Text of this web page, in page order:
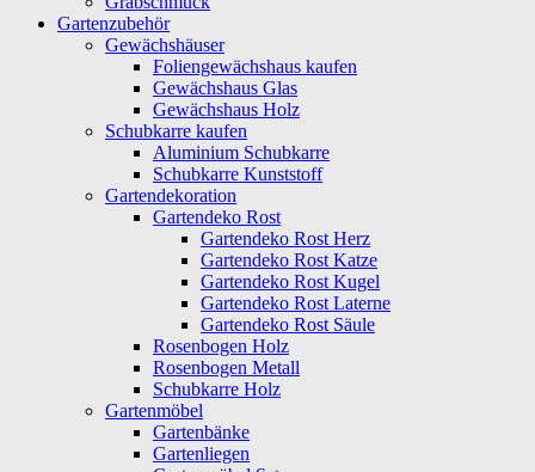
Gartenzubehör
Gewächshäuser
Foliengewächshaus kaufen
Gewächshaus Glas
Gewächshaus Holz
Schubkarre kaufen
Aluminium Schubkarre
Schubkarre Kunststoff
Gartendekoration
Gartendeko Rost
Gartendeko Rost Herz
Gartendeko Rost Katze
Gartendeko Rost Kugel
Gartendeko Rost Laterne
Gartendeko Rost Säule
Rosenbogen Holz
Rosenbogen Metall
Schubkarre Holz
Gartenmöbel
Gartenbänke
Gartenliegen